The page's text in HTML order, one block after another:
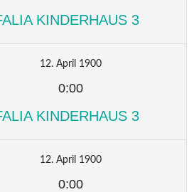
KINDERHAUS 3
12. April 1900
0:00
KINDERHAUS 3
12. April 1900
0:00